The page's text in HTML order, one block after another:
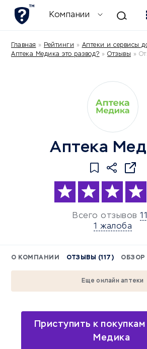
Компании
Главная » Рейтинги » Аптеки и сервисы
Аптека Медика это развод? » Отзывы »
Аптека
Всего отзывов
1 жалоба
О КОМПАНИИ ОТЗЫВЫ (117) ОБЗОР
Еще онлайн аптеки
Приступить к
Медика